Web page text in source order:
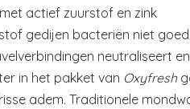
actief zuurstof en zink
gedijen bacteriën niet
neutraliseert
in het pakket van Oxyfresh
adem. Traditionele